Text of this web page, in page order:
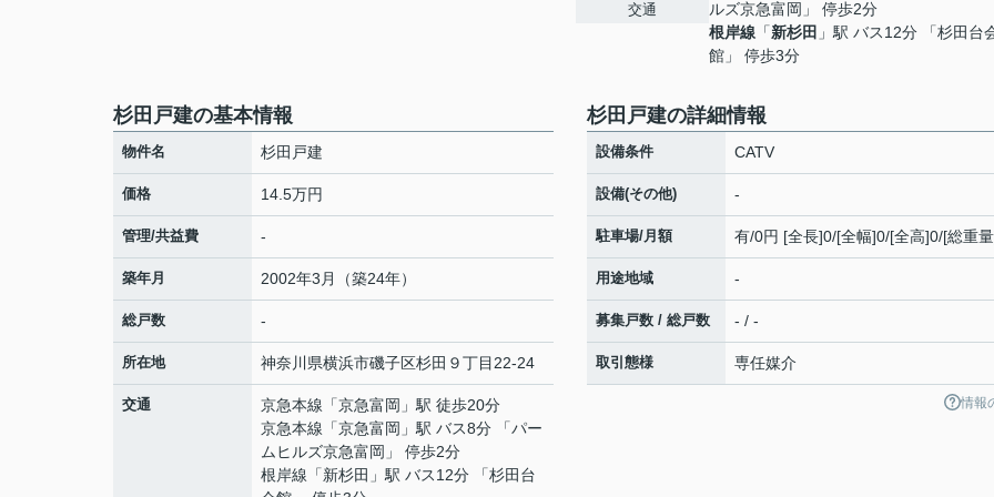
交通
ルズ京急富岡」 停歩2分
根岸線 「新杉田 」駅 バス12分 「杉田台
館」 停歩3分
杉田戸建の基本情報
物件名 杉田戸建
価格 14.5万円
管理/共益費 -
築年月 2002年3月（築24年）
総戸数 -
所在地 神奈川県横浜市磯子区杉田 ９丁目22-24
交通 京急本線 「京急富岡 」駅 徒歩20分
京急本線 「京急富岡 」駅 バス8分 「パー
ムヒルズ京急富岡」 停歩2分
根岸線 「新杉田 」駅 バス12分 「杉田台
杉田戸建の詳細情報
設備条件 CATV
設備(その他) -
駐車場/月額 有/0円 [全長]0/[全幅]0/[全高]0/[総重
用途地域 -
募集戸数 / 総戸数 - / -
取引態様 専任媒介
情報